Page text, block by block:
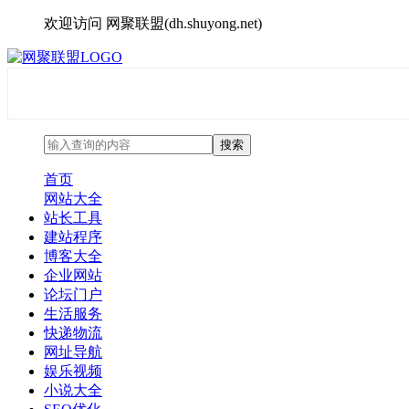
欢迎访问 网聚联盟(dh.shuyong.net)
首页
网站大全
站长工具
建站程序
博客大全
企业网站
论坛门户
生活服务
快递物流
网址导航
娱乐视频
小说大全